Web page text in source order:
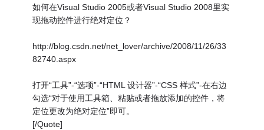
如何在Visual Studio 2005或者Visual Studio 2008里实
现拖动控件进行绝对定位？
http://blog.csdn.net/net_lover/archive/2008/11/26/33
82740.aspx
打开“工具”-“选项”-“HTML 设计器”-“CSS 样式”-在右边
勾选“对于使用工具箱、粘贴或者拖放添加的控件，将
定位更改为绝对定位”即可。
[/Quote]